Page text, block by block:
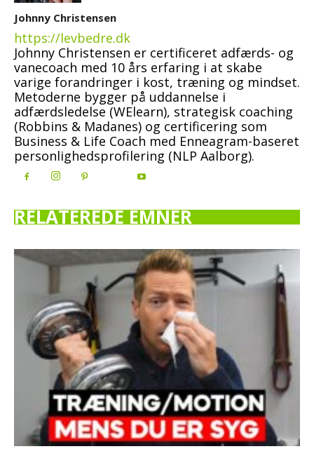
Johnny Christensen
https://levbedre.dk
Johnny Christensen er certificeret adfærds- og
vanecoach med 10 års erfaring i at skabe
varige forandringer i kost, træning og mindset.
Metoderne bygger på uddannelse i
adfærdsledelse (WElearn), strategisk coaching
(Robbins & Madanes) og certificering som
Business & Life Coach med Enneagram-baseret
personlighedsprofilering (NLP Aalborg).
RELATEREDE EMNER